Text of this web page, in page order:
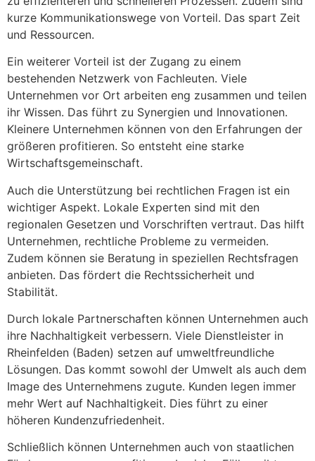
kurze Kommunikationswege von Vorteil. Das spart Zeit
und Ressourcen.
Ein weiterer Vorteil ist der Zugang zu einem
bestehenden Netzwerk von Fachleuten. Viele
Unternehmen vor Ort arbeiten eng zusammen und teilen
ihr Wissen. Das führt zu Synergien und Innovationen.
Kleinere Unternehmen können von den Erfahrungen der
größeren profitieren. So entsteht eine starke
Wirtschaftsgemeinschaft.
Auch die Unterstützung bei rechtlichen Fragen ist ein
wichtiger Aspekt. Lokale Experten sind mit den
regionalen Gesetzen und Vorschriften vertraut. Das hilft
Unternehmen, rechtliche Probleme zu vermeiden.
Zudem können sie Beratung in speziellen Rechtsfragen
anbieten. Das fördert die Rechtssicherheit und
Stabilität.
Durch lokale Partnerschaften können Unternehmen auch
ihre Nachhaltigkeit verbessern. Viele Dienstleister in
Rheinfelden (Baden) setzen auf umweltfreundliche
Lösungen. Das kommt sowohl der Umwelt als auch dem
Image des Unternehmens zugute. Kunden legen immer
mehr Wert auf Nachhaltigkeit. Dies führt zu einer
höheren Kundenzufriedenheit.
Schließlich können Unternehmen auch von staatlichen